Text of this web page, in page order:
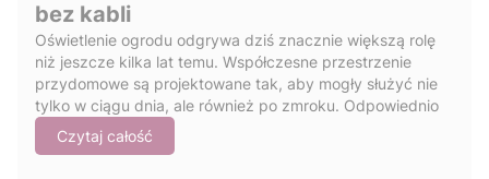
bez kabli
Oświetlenie ogrodu odgrywa dziś znacznie większą rolę
niż jeszcze kilka lat temu. Współczesne przestrzenie
przydomowe są projektowane tak, aby mogły służyć nie
tylko w ciągu dnia, ale również po zmroku. Odpowiednio
dobrane światło potrafi całkowicie odmienić wygląd
ogrodu, podkreślić roślinność, wyznaczyć ścieżki oraz
Czytaj całość